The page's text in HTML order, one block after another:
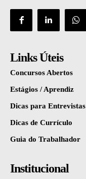
Links Úteis
Concursos Abertos
Estágios / Aprendiz
Dicas para Entrevistas
Dicas de Currículo
Guia do Trabalhador
Institucional